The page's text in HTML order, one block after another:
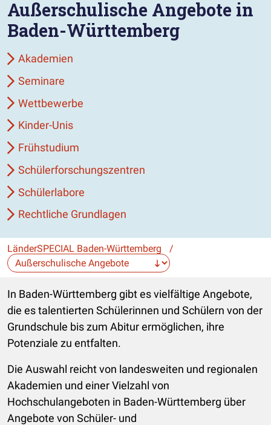
Außerschulische Angebote in
Baden-Württemberg
Akademien
Seminare
Wettbewerbe
Kinder-Unis
Frühstudium
Schülerforschungszentren
Schülerlabore
Rechtliche Grundlagen
LänderSPECIAL Baden-Württemberg /
In Baden-Württemberg gibt es vielfältige Angebote,
die es talentierten Schülerinnen und Schülern von der
Grundschule bis zum Abitur ermöglichen, ihre
Potenziale zu entfalten.
Die Auswahl reicht von landesweiten und regionalen
Akademien und einer Vielzahl von
Hochschulangeboten in Baden-Württemberg über
Angebote von Schüler- und